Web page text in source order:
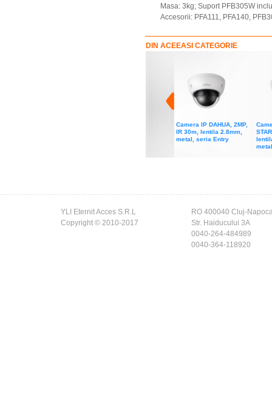
Masa: 3kg; Suport PFB305W
Accesorii: PFA111, PFA140,
DIN ACEEASI CATEGORIE
Camera IP DAHUA, 2MP,
IR 30m, lentila 2.8mm,
metal, seria Entry
YLI Eternit Acces S.R.L
Copyright © 2010-2017
RO 400040 Cluj-
Str. Haiducului 3A
0040-264-484989
0040-364-118920